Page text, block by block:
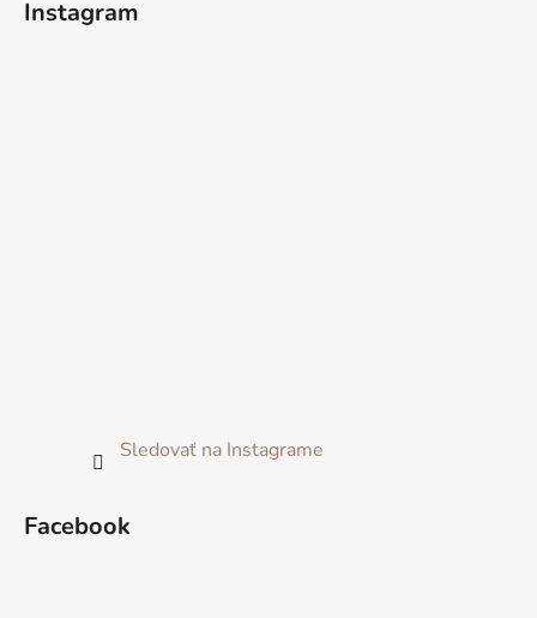
Instagram
Sledovať na Instagrame
Facebook